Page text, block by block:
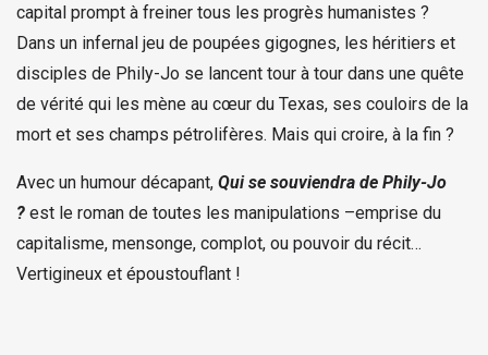
capital prompt à freiner tous les progrès humanistes ?
Dans un infernal jeu de poupées gigognes, les héritiers et
disciples de Phily-Jo se lancent tour à tour dans une quête
de vérité qui les mène au cœur du Texas, ses couloirs de la
mort et ses champs pétrolifères. Mais qui croire, à la fin ?
Avec un humour décapant, Qui se souviendra de Phily-Jo
? est le roman de toutes les manipulations –emprise du
capitalisme, mensonge, complot, ou pouvoir du récit…
Vertigineux et époustouflant !